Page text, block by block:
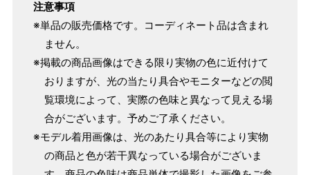
注意事項
※単品の販売価格です。コーディネート品は含まれ
ません。
※掲載の商品画像はできる限り実物の色に近付けて
おりますが、光の当たり具合やモニターなどの閲
覧環境によって、実際の色味と異なって見える場
合がございます。予めご了承ください。
※モデル着用画像は、光のあたり具合等により実物
の商品と色が若干異なっている場合がございま